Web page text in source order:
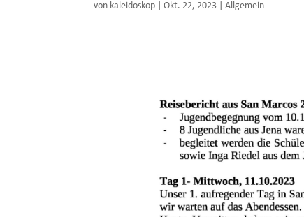
von kaleidoskop |Okt. 22, 2023 |Allgemein